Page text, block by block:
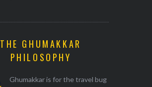
THE GHUMAKKAR
PHILOSOPHY
Ghumakkar is for the travel bug